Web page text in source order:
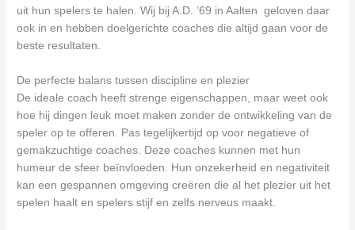
uit hun spelers te halen. Wij bij A.D. ’69 in Aalten geloven daar
ook in en hebben doelgerichte coaches die altijd gaan voor de
beste resultaten.
De perfecte balans tussen discipline en plezier
De ideale coach heeft strenge eigenschappen, maar weet ook
hoe hij dingen leuk moet maken zonder de ontwikkeling van de
speler op te offeren. Pas tegelijkertijd op voor negatieve of
gemakzuchtige coaches. Deze coaches kunnen met hun
humeur de sfeer beïnvloeden. Hun onzekerheid en negativiteit
kan een gespannen omgeving creëren die al het plezier uit het
spelen haalt en spelers stijf en zelfs nerveus maakt.